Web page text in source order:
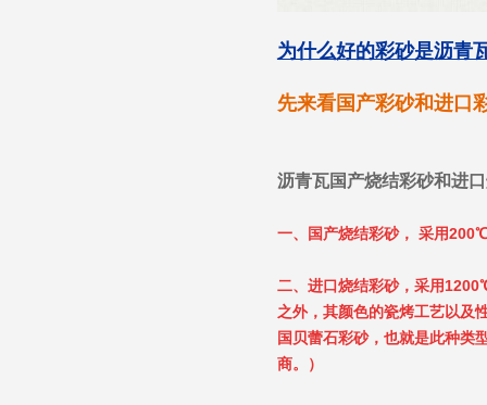
为什么好的彩砂是沥青
先来看国产彩砂和进口
沥青瓦国产烧结彩砂和进
一、国产烧结彩砂， 采用
二、进口烧结彩砂，采用
之外，其颜色的瓷烤工艺以及
国贝蕾石彩砂，也就是此种类
商。）